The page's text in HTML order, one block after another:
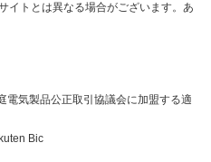
イトとは異なる場合がございます。あ
電気製品公正取引協議会に加盟する適
Bic